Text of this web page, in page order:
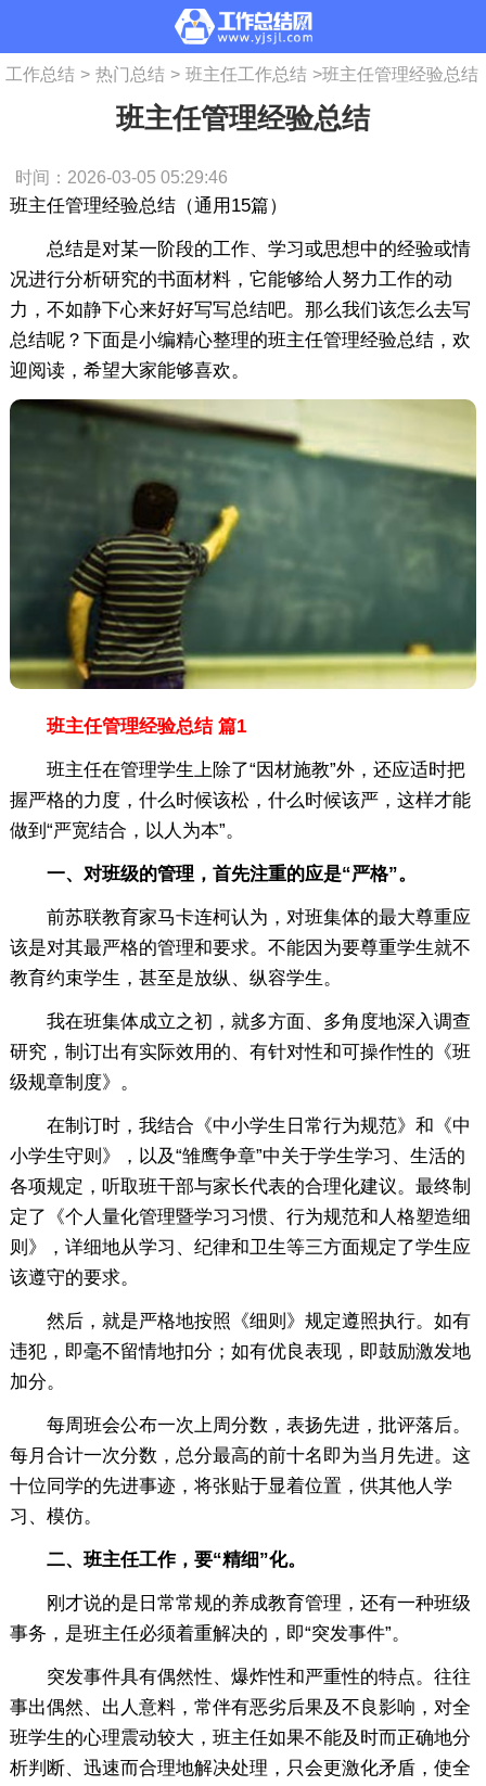
工作总结 > 热门总结 > 班主任工作总结 >班主任管理经验总结
班主任管理经验总结
时间：2026-03-05 05:29:46
班主任管理经验总结（通用15篇）
总结是对某一阶段的工作、学习或思想中的经验或情
况进行分析研究的书面材料，它能够给人努力工作的动
力，不如静下心来好好写写总结吧。那么我们该怎么去写
总结呢？下面是小编精心整理的班主任管理经验总结，欢
迎阅读，希望大家能够喜欢。
班主任管理经验总结 篇1
班主任在管理学生上除了“因材施教”外，还应适时把
握严格的力度，什么时候该松，什么时候该严，这样才能
做到“严宽结合，以人为本”。
一、对班级的管理，首先注重的应是“严格”。
前苏联教育家马卡连柯认为，对班集体的最大尊重应
该是对其最严格的管理和要求。不能因为要尊重学生就不
教育约束学生，甚至是放纵、纵容学生。
我在班集体成立之初，就多方面、多角度地深入调查
研究，制订出有实际效用的、有针对性和可操作性的《班
级规章制度》。
在制订时，我结合《中小学生日常行为规范》和《中
小学生守则》，以及“雏鹰争章”中关于学生学习、生活的
各项规定，听取班干部与家长代表的合理化建议。最终制
定了《个人量化管理暨学习习惯、行为规范和人格塑造细
则》，详细地从学习、纪律和卫生等三方面规定了学生应
该遵守的要求。
然后，就是严格地按照《细则》规定遵照执行。如有
违犯，即毫不留情地扣分；如有优良表现，即鼓励激发地
加分。
每周班会公布一次上周分数，表扬先进，批评落后。
每月合计一次分数，总分最高的前十名即为当月先进。这
十位同学的先进事迹，将张贴于显着位置，供其他人学
习、模仿。
二、班主任工作，要“精细”化。
刚才说的是日常常规的养成教育管理，还有一种班级
事务，是班主任必须着重解决的，即“突发事件”。
突发事件具有偶然性、爆炸性和严重性的特点。往往
事出偶然、出人意料，常伴有恶劣后果及不良影响，对全
班学生的心理震动较大，班主任如果不能及时而正确地分
析判断、迅速而合理地解决处理，只会更激化矛盾，使全